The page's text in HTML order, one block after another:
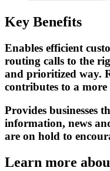
Key Benefits
Enables efficient
routing calls to the
and prioritized way.
contributes to a more
Provides businesses
information, news
are on hold to
Learn more